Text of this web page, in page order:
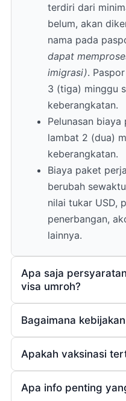
terdiri dari
belum, akan
nama pada
dapat
imigrasi).
3 (tiga) minggu
keberangkatan.
Pelunasan
lambat 2 (dua)
keberangkatan.
Biaya paket
berubah
nilai tukar USD,
penerbangan,
lainnya.
Apa saja
visa umroh?
Bagaimana
Apakah vaksinasi
Apa info penting